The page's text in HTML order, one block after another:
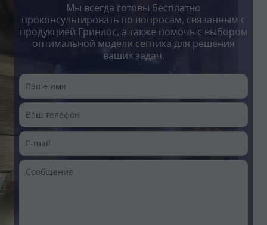
Мы всегда готовы бесплатно
проконсультировать по вопросам, связанным с
продукцией Гринлос, а также помочь с выбором
оптимальной модели септика для решения
ваших задач.